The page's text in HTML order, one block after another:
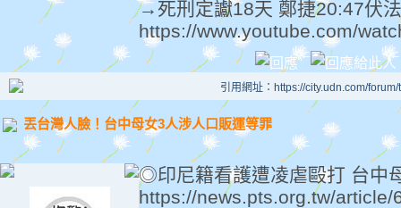
→死刑定讞18天 鄭捷20:47伏
https://www.youtube.com/
引用網址：https://city.udn.com/
丟台灣人臉！台中母女3人涉人口販運等罪
◎印尼籍看護遭凌虐毆打 台中
https://news.pts.org.tw/article/